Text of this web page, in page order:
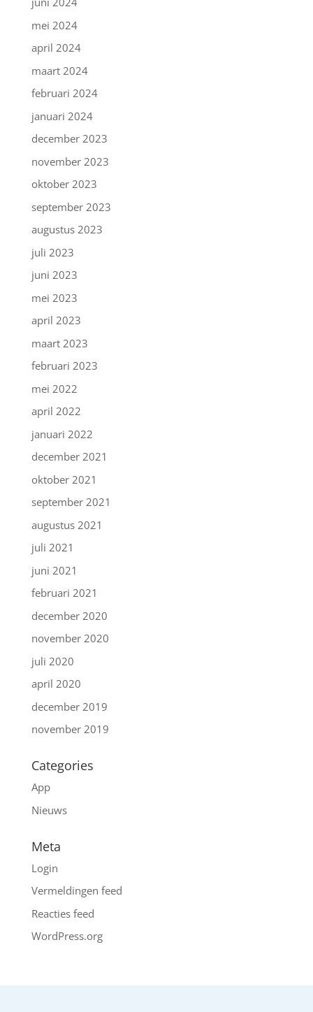
mei 2024
april 2024
maart 2024
februari 2024
januari 2024
december 2023
november 2023
oktober 2023
september 2023
augustus 2023
juli 2023
juni 2023
mei 2023
april 2023
maart 2023
februari 2023
mei 2022
april 2022
januari 2022
december 2021
oktober 2021
september 2021
augustus 2021
juli 2021
juni 2021
februari 2021
december 2020
november 2020
juli 2020
april 2020
december 2019
november 2019
Categories
App
Nieuws
Meta
Login
Vermeldingen feed
Reacties feed
WordPress.org